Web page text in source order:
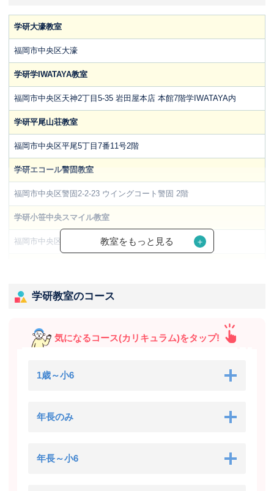
学研大濠教室
福岡市中央区大濠
学研学IWATAYA教室
福岡市中央区天神2丁目5-35 岩田屋本店 本館7階学IWATAYA内
学研平尾山荘教室
福岡市中央区平尾5丁目7番11号2階
学研エコール警固教室
福岡市中央区警固2-2-23 ウイングコート警固 2階
学研小笹中央スマイル教室
福岡市中央区小笹3丁目6-20 ロマネスク小笹1階
福岡市中央区六本松1丁目3 六本松一丁目集会所
福岡市中央区大手門3丁目15 りすのこスクエア内
教室をもっと見る
学研教室のコース
気になるコース(カリキュラム)をタップ!
1歳～小6
年長のみ
年長～小6